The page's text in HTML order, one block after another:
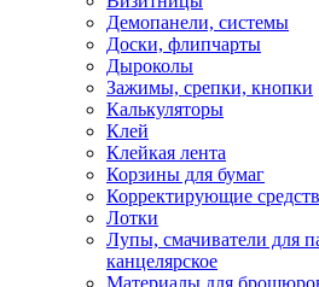
Демопанели, системы
Доски, флипчарты
Дыроколы
Зажимы, срепки, кнопки
Калькуляторы
Клей
Клейкая лента
Корзины для бумаг
Корректирующие
Лотки
Лупы, смачиватели для
канцелярское